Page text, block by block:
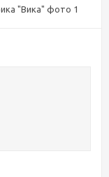
"Вика" фото 1